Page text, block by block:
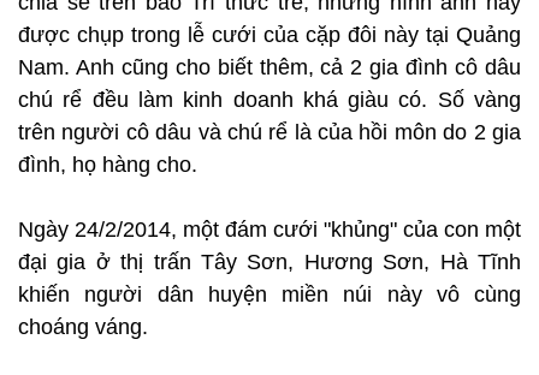
được chụp trong lễ cưới của cặp đôi này tại Quảng
Nam. Anh cũng cho biết thêm, cả 2 gia đình cô dâu
chú rể đều làm kinh doanh khá giàu có. Số vàng
trên người cô dâu và chú rể là của hồi môn do 2 gia
đình, họ hàng cho.
Ngày 24/2/2014, một đám cưới "khủng" của con một
đại gia ở thị trấn Tây Sơn, Hương Sơn, Hà Tĩnh
khiến người dân huyện miền núi này vô cùng
choáng váng.